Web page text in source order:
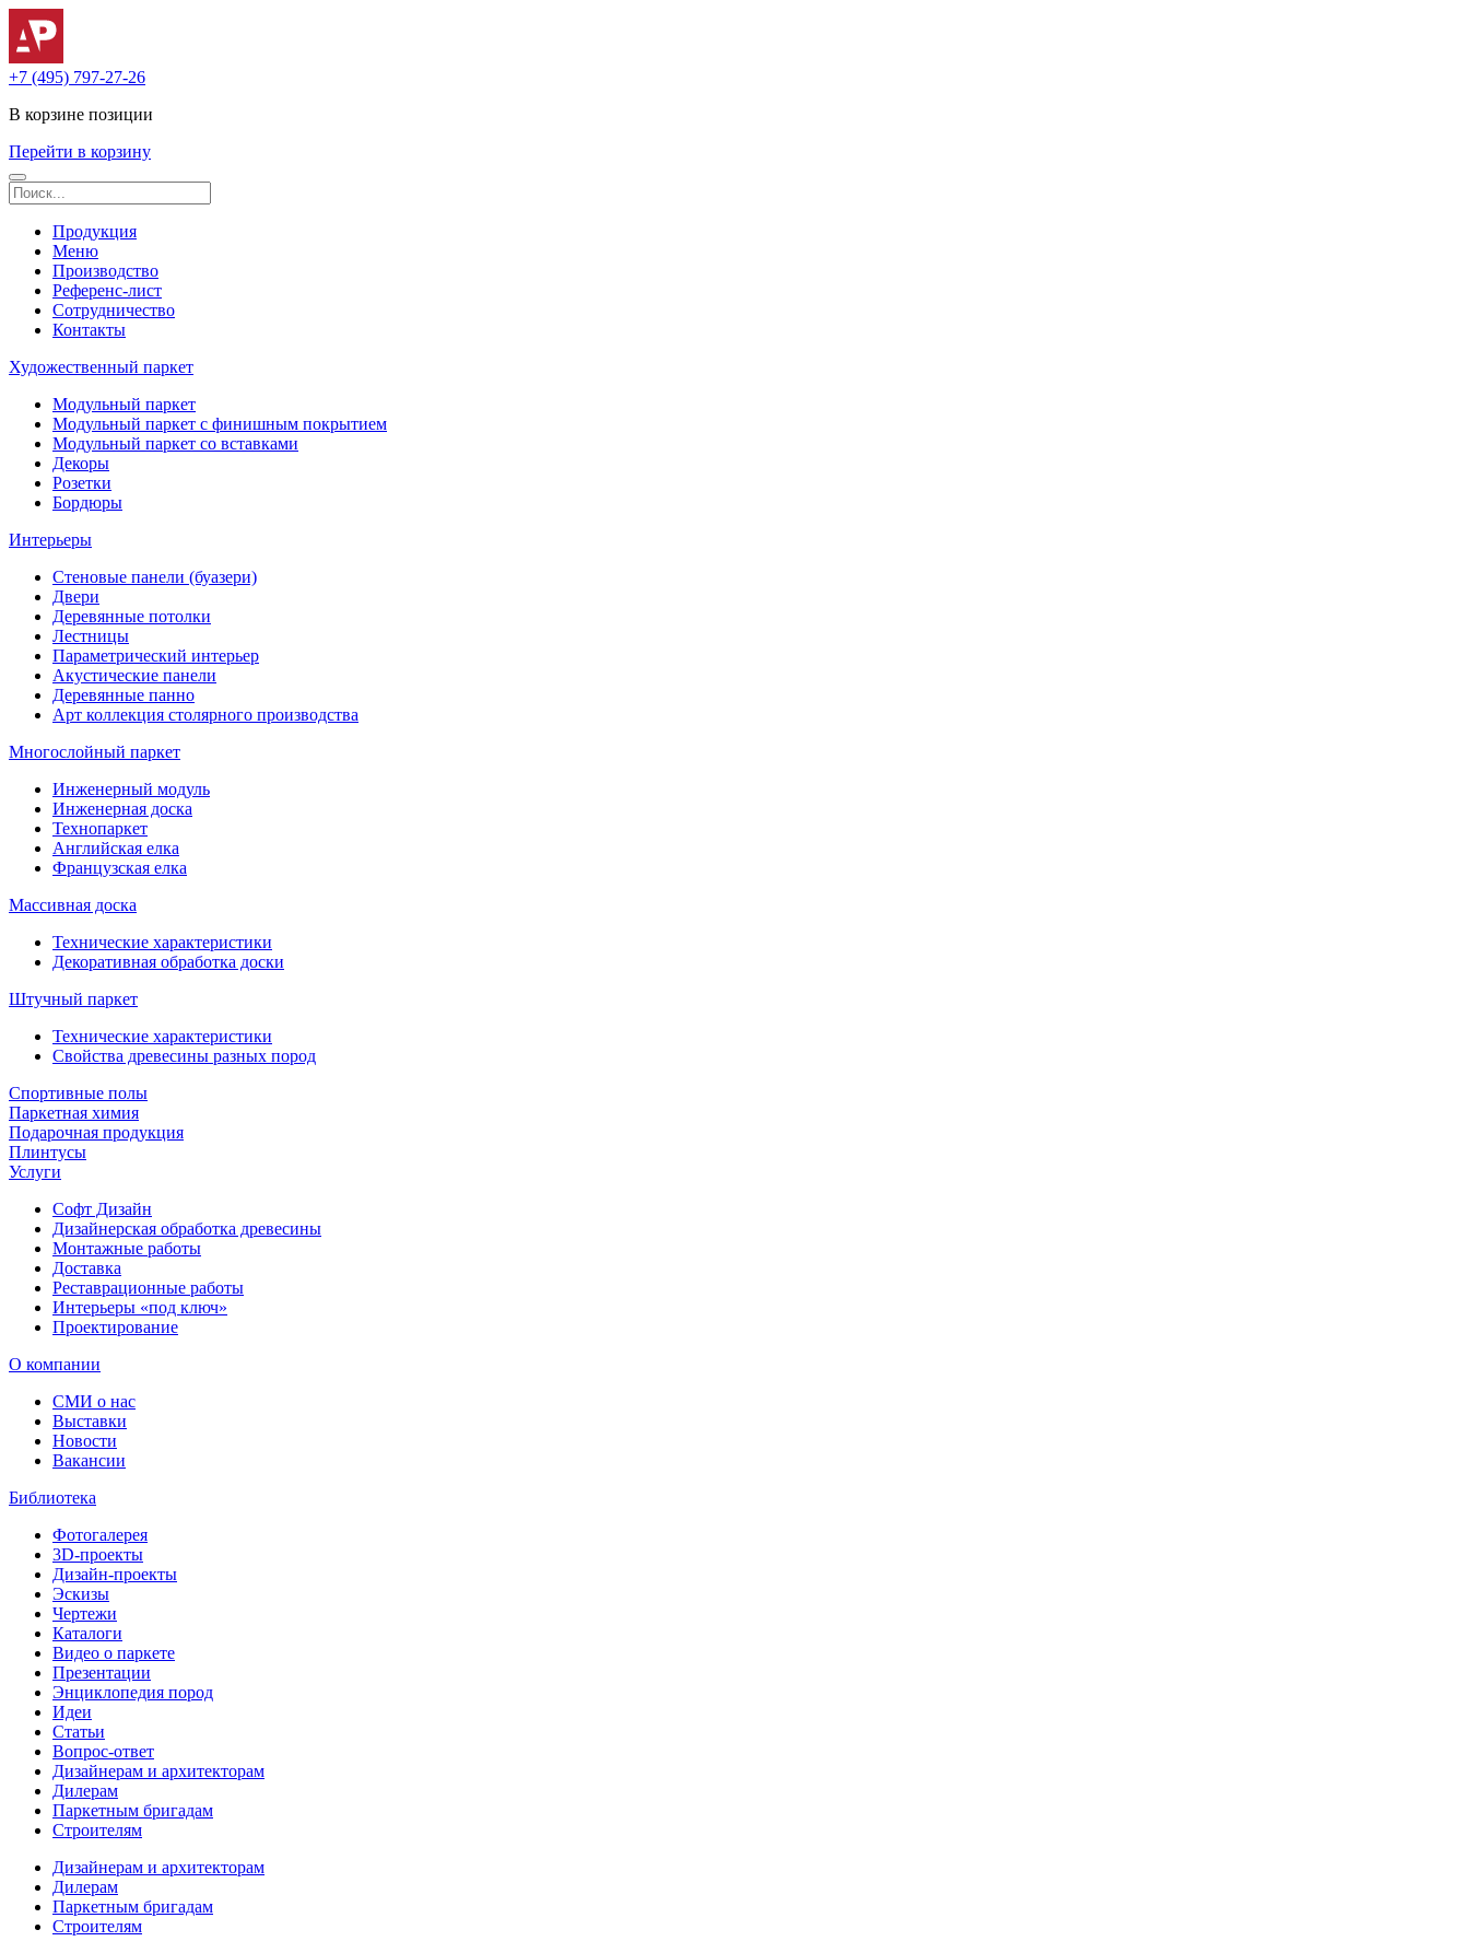
+7 (495) 797-27-26
В корзине позиции
Перейти в корзину
Продукция
Меню
Производство
Референс-лист
Сотрудничество
Контакты
Художественный паркет
Модульный паркет
Модульный паркет с финишным покрытием
Модульный паркет со вставками
Декоры
Розетки
Бордюры
Интерьеры
Стеновые панели (буазери)
Двери
Деревянные потолки
Лестницы
Параметрический интерьер
Акустические панели
Деревянные панно
Арт коллекция столярного производства
Многослойный паркет
Инженерный модуль
Инженерная доска
Технопаркет
Английская елка
Французская елка
Массивная доска
Технические характеристики
Декоративная обработка доски
Штучный паркет
Технические характеристики
Свойства древесины разных пород
Спортивные полы
Паркетная химия
Подарочная продукция
Плинтусы
Услуги
Софт Дизайн
Дизайнерская обработка древесины
Монтажные работы
Доставка
Реставрационные работы
Интерьеры «под ключ»
Проектирование
О компании
СМИ о нас
Выставки
Новости
Вакансии
Библиотека
Фотогалерея
3D-проекты
Дизайн-проекты
Эскизы
Чертежи
Каталоги
Видео о паркете
Презентации
Энциклопедия пород
Идеи
Статьи
Вопрос-ответ
Дизайнерам и архитекторам
Дилерам
Паркетным бригадам
Строителям
Дизайнерам и архитекторам
Дилерам
Паркетным бригадам
Строителям